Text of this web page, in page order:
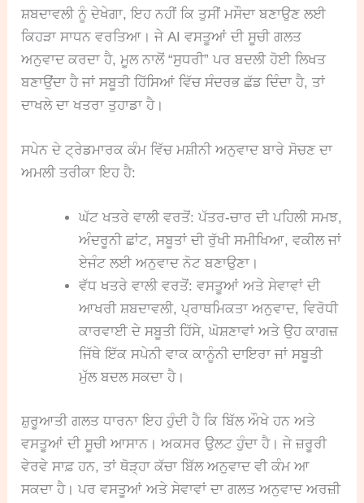
ਸ਼ਬਦਾਵਲੀ ਨੂੰ ਦੇਖੇਗਾ, ਇਹ ਨਹੀਂ ਕਿ ਤੁਸੀਂ ਮਸੌਦਾ ਬਣਾਉਣ ਲਈ
ਕਿਹੜਾ ਸਾਧਨ ਵਰਤਿਆ। ਜੇ AI ਵਸਤੂਆਂ ਦੀ ਸੂਚੀ ਗਲਤ
ਅਨੁਵਾਦ ਕਰਦਾ ਹੈ, ਮੂਲ ਨਾਲੋਂ “ਸੁਧਰੀ” ਪਰ ਬਦਲੀ ਹੋਈ ਲਿਖਤ
ਬਣਾਉਂਦਾ ਹੈ ਜਾਂ ਸਬੂਤੀ ਹਿੱਸਿਆਂ ਵਿੱਚ ਸੰਦਰਭ ਛੱਡ ਦਿੰਦਾ ਹੈ, ਤਾਂ
ਦਾਖਲੇ ਦਾ ਖਤਰਾ ਤੁਹਾਡਾ ਹੈ।
ਸਪੇਨ ਦੇ ਟ੍ਰੇਡਮਾਰਕ ਕੰਮ ਵਿੱਚ ਮਸ਼ੀਨੀ ਅਨੁਵਾਦ ਬਾਰੇ ਸੋਚਣ ਦਾ
ਅਮਲੀ ਤਰੀਕਾ ਇਹ ਹੈ:
ਘੱਟ ਖਤਰੇ ਵਾਲੀ ਵਰਤੋਂ: ਪੱਤਰ-ਚਾਰ ਦੀ ਪਹਿਲੀ ਸਮਝ,
ਅੰਦਰੂਨੀ ਛਾਂਟ, ਸਬੂਤਾਂ ਦੀ ਰੁੱਖੀ ਸਮੀਖਿਆ, ਵਕੀਲ ਜਾਂ
ਏਜੰਟ ਲਈ ਅਨੁਵਾਦ ਨੋਟ ਬਣਾਉਣਾ।
ਵੱਧ ਖਤਰੇ ਵਾਲੀ ਵਰਤੋਂ: ਵਸਤੂਆਂ ਅਤੇ ਸੇਵਾਵਾਂ ਦੀ
ਆਖਰੀ ਸ਼ਬਦਾਵਲੀ, ਪ੍ਰਾਥਮਿਕਤਾ ਅਨੁਵਾਦ, ਵਿਰੋਧੀ
ਕਾਰਵਾਈ ਦੇ ਸਬੂਤੀ ਹਿੱਸੇ, ਘੋਸ਼ਣਾਵਾਂ ਅਤੇ ਉਹ ਕਾਗਜ਼
ਜਿੱਥੇ ਇੱਕ ਸਪੇਨੀ ਵਾਕ ਕਾਨੂੰਨੀ ਦਾਇਰਾ ਜਾਂ ਸਬੂਤੀ
ਮੁੱਲ ਬਦਲ ਸਕਦਾ ਹੈ।
ਸ਼ੁਰੂਆਤੀ ਗਲਤ ਧਾਰਨਾ ਇਹ ਹੁੰਦੀ ਹੈ ਕਿ ਬਿੱਲ ਔਖੇ ਹਨ ਅਤੇ
ਵਸਤੂਆਂ ਦੀ ਸੂਚੀ ਆਸਾਨ। ਅਕਸਰ ਉਲਟ ਹੁੰਦਾ ਹੈ। ਜੇ ਜ਼ਰੂਰੀ
ਵੇਰਵੇ ਸਾਫ਼ ਹਨ, ਤਾਂ ਥੋੜ੍ਹਾ ਕੱਚਾ ਬਿੱਲ ਅਨੁਵਾਦ ਵੀ ਕੰਮ ਆ
ਸਕਦਾ ਹੈ। ਪਰ ਵਸਤੂਆਂ ਅਤੇ ਸੇਵਾਵਾਂ ਦਾ ਗਲਤ ਅਨੁਵਾਦ ਅਰਜ਼ੀ